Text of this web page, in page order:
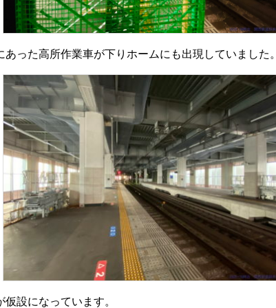
あった高所作業車が下りホームにも出現していました。
仮設になっています。